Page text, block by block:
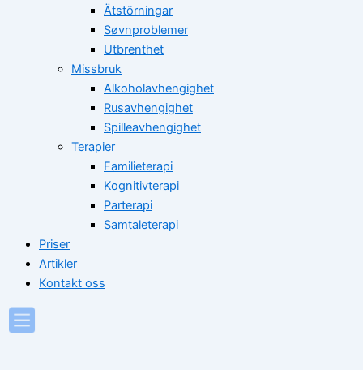
Ätstörningar
Søvnproblemer
Utbrenthet
Missbruk
Alkoholavhengighet
Rusavhengighet
Spilleavhengighet
Terapier
Familieterapi
Kognitivterapi
Parterapi
Samtaleterapi
Priser
Artikler
Kontakt oss